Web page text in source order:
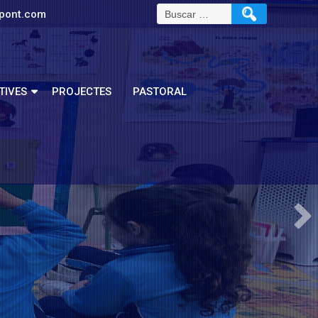
PROJECTES PASTORAL